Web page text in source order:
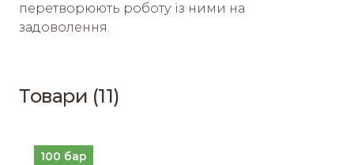
перетворюють роботу із ними на
задоволення.
Товари (11)
100 бар